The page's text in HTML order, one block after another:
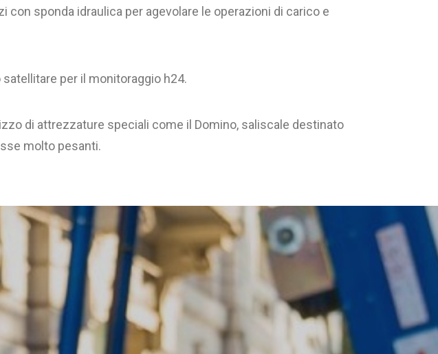
con sponda idraulica per agevolare le operazioni di carico e
per il monitoraggio h24.
di attrezzature speciali come il Domino, saliscale destinato
molto pesanti.